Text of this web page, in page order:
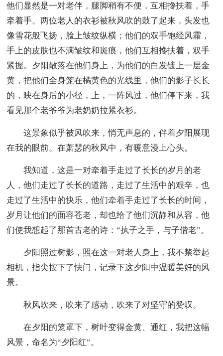
他们显然是一对老伴，腿脚稍有不便，互相搀扶着，手
牵着手。两位老人的衣衫被秋风吹的鼓了起来，头发也
像雪花般飞扬，脸上皱纹纵横；他们的双手饱经风霜，
手上的皮肤也不满皱纹和斑痕，他们互相搀扶着，双手
紧握。夕阳散落在他们身上，为他们的白发镀上一层金
黄，把他们全身笼在橘黄色的光线里，他们的影子长长
的，映在身后的小径，上，一阵风过，他们停下来，我
看见那个老爷爷为老奶奶拉紧衣衫。
这景象似乎被风吹来，悄无声息的，伴着夕阳展现
在我的眼前。在萧瑟的秋风中，有暖意漫上心头。
我知道，这是一对牵着手走过了长长的岁月的老
人，他们走过了长长的道路，走过了生活中的艰辛，也
走过了生活中的快乐，他们牵着手走过了长长的时间，
岁月让他们的面容苍老，却也给了他们沉静和从容，他
们使我想起了那首古老的诗：“执子之手，与子偕老”。
夕阳照过树影，照在这一对老人身上，我不禁举起
相机，指尖按下了快门，记录下这夕阳中温暖美好的风
景。
秋风吹来，吹来了感动，吹来了对坚守的赞叹。
在夕阳的笼罩下，树叶变得金黄、通红，我把这幅
风景，命名为“夕阳红”。